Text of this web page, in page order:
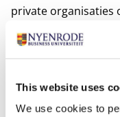
This website uses
We use cookies to
private organisaties
nieuwe
Ecosystemen voor
maatschappelijke
Henk Kievit aan: